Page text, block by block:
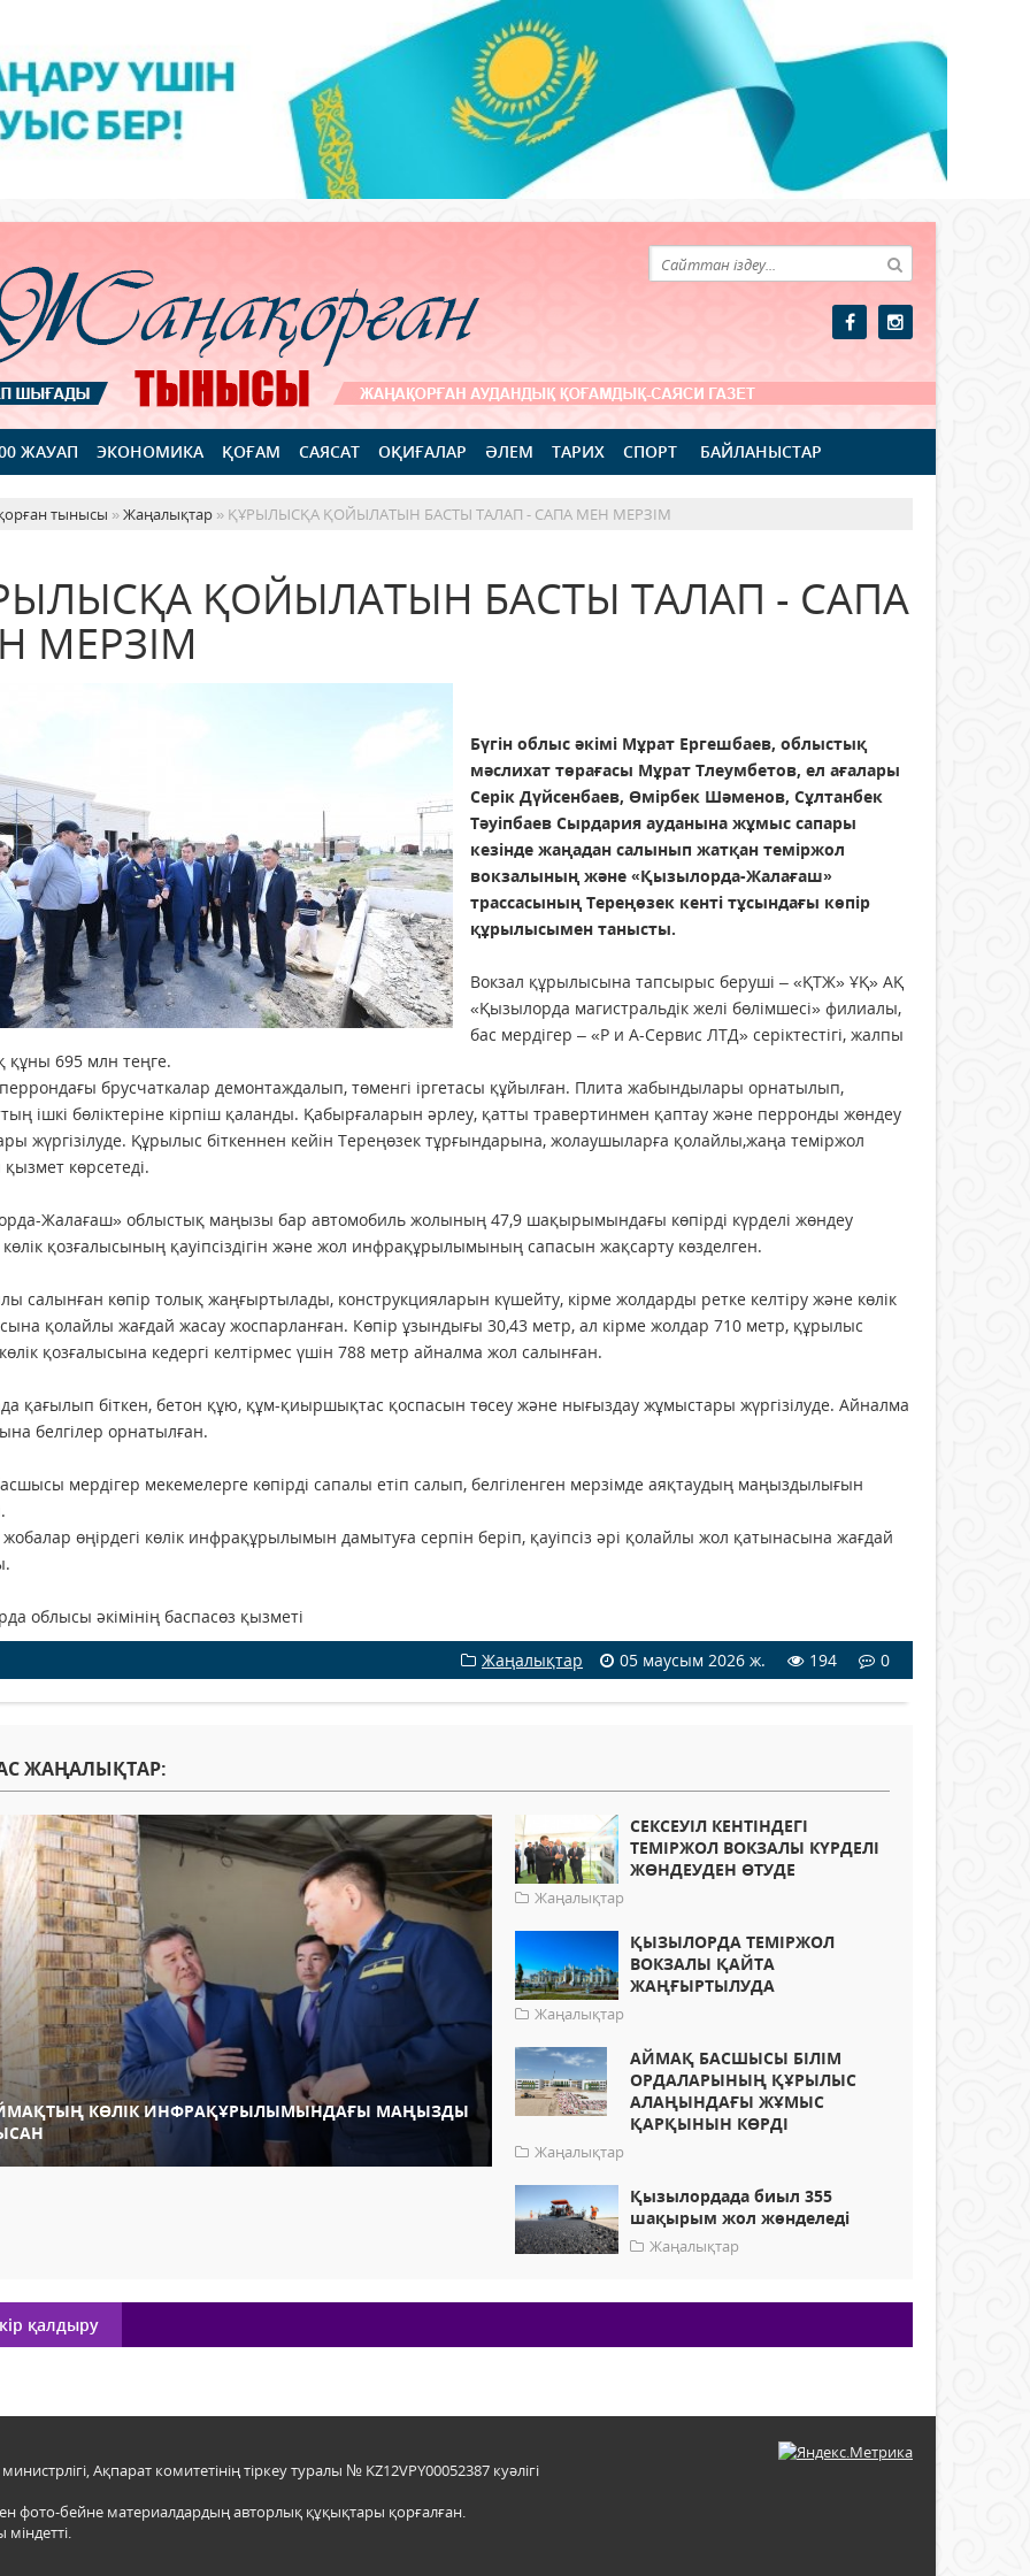
ЖАУАП ЭКОНОМИКА ҚОҒАМ САЯСАТ ОҚИҒАЛАР ӘЛЕМ ТАРИХ СПОРТ БАЙЛАНЫСТАР
тынысы »Жаңалықтар » ҚҰРЫЛЫСҚА ҚОЙЫЛАТЫН БАСТЫ ТАЛАП - САПА МЕН МЕРЗІМ
ҚОЙЫЛАТЫН БАСТЫ ТАЛАП - САПА
МЕРЗІМ
Бүгін облыс әкімі Мұрат Ергешбаев, облыстық
мәслихат төрағасы Мұрат Тлеумбетов, ел ағалары
Серік Дүйсенбаев, Өмірбек Шәменов, Сұлтанбек
Тәуіпбаев Сырдария ауданына жұмыс сапары
кезінде жаңадан салынып жатқан теміржол
вокзалының және «Қызылорда-Жалағаш»
трассасының Тереңөзек кенті тұсындағы көпір
құрылысымен танысты.
Вокзал құрылысына тапсырыс беруші – «ҚТЖ» ҰҚ» АҚ
«Қызылорда магистральдік желі бөлімшесі» филиалы,
бас мердігер – «Р и А-Сервис ЛТД» серіктестігі, жалпы
құны 695 млн теңге.
перрондағы брусчаткалар демонтаждалып, төменгі іргетасы құйылған. Плита жабындылары орнатылып,
ішкі бөліктеріне кірпіш қаланды. Қабырғаларын әрлеу, қатты травертинмен қаптау және перронды жөндеу
жүргізілуде. Құрылыс біткеннен кейін Тереңөзек тұрғындарына, жолаушыларға қолайлы,жаңа теміржол
көрсетеді.
Жалағаш» облыстық маңызы бар автомобиль жолының 47,9 шақырымындағы көпірді күрделі жөндеу
қозғалысының қауіпсіздігін және жол инфрақұрылымының сапасын жақсарту көзделген.
салынған көпір толық жаңғыртылады, конструкцияларын күшейту, кірме жолдарды ретке келтіру және көлік
қолайлы жағдай жасау жоспарланған. Көпір ұзындығы 30,43 метр, ал кірме жолдар 710 метр, құрылыс
қозғалысына кедергі келтірмес үшін 788 метр айналма жол салынған.
қағылып біткен, бетон құю, құм-қиыршықтас қоспасын төсеу және нығыздау жұмыстары жүргізілуде. Айналма
белгілер орнатылған.
мердігер мекемелерге көпірді сапалы етіп салып, белгіленген мерзімде аяқтаудың маңыздылығын
өңірдегі көлік инфрақұрылымын дамытуға серпін беріп, қауіпсіз әрі қолайлы жол қатынасына жағдай
облысы әкімінің баспасөз қызметі
Жаңалықтар
05 маусым 2026 ж. 194 0
ЖАҢАЛЫҚТАР:
КӨЛІК ИНФРАҚҰРЫЛЫМЫНДАҒЫ МАҢЫЗДЫ
СЕКСЕУІЛ КЕНТІНДЕГІ
ТЕМІРЖОЛ ВОКЗАЛЫ КҮРДЕЛІ
ЖӨНДЕУДЕН ӨТУДЕ
Жаңалықтар
ҚЫЗЫЛОРДА ТЕМІРЖОЛ
ВОКЗАЛЫ ҚАЙТА
ЖАҢҒЫРТЫЛУДА
Жаңалықтар
АЙМАҚ БАСШЫСЫ БІЛІМ
ОРДАЛАРЫНЫҢ ҚҰРЫЛЫС
АЛАҢЫНДАҒЫ ЖҰМЫС
ҚАРҚЫНЫН КӨРДІ
Жаңалықтар
Қызылордада биыл 355
шақырым жол жөнделеді
Жаңалықтар
қалдыру
Ақпарат комитетінің тіркеу туралы № KZ12VPY00052387 куәлігі
фото-бейне материалдардың авторлық құқықтары қорғалған.